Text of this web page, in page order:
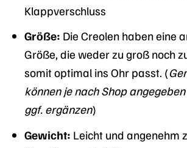
Klappverschluss
Größe: Die Creolen haben eine
Größe, die weder zu groß noch
somit optimal ins Ohr passt. (
können je nach Shop
ggf. ergänzen)
Gewicht: Leicht und angenehm